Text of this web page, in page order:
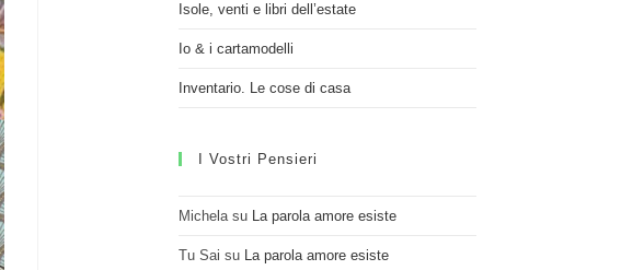
Isole, venti e libri dell’estate
Io & i cartamodelli
Inventario. Le cose di casa
I Vostri Pensieri
Michelasu La parola amore esiste
Tu Sai su La parola amore esiste